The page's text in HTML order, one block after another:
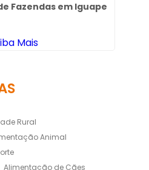
Fazendas em Iguape
Mais
Rural
Animal
Alimentação de Cães